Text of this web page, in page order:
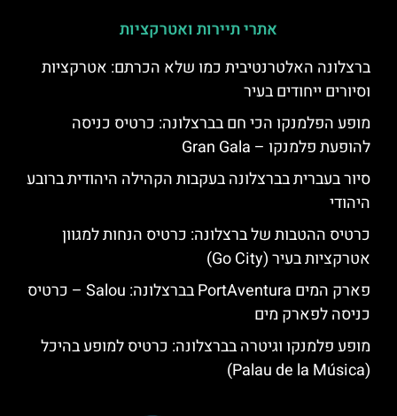
אתרי תיירות ואטרקציות
ברצלונה האלטרנטיבית כמו שלא הכרתם: אטרקציות
וסיורים ייחודים בעיר
מופע הפלמנקו הכי חם בברצלונה: כרטיס כניסה
להופעת פלמנקו – Gran Gala
סיור בעברית בברצלונה בעקבות הקהילה היהודית ברובע
היהודי
כרטיס ההטבות של ברצלונה: כרטיס הנחות למגוון
אטרקציות בעיר (Go City)
פארק המים PortAventura בברצלונה: Salou – כרטיס
כניסה לפארק מים
מופע פלמנקו וגיטרה בברצלונה: כרטיס למופע בהיכל
(Palau de la Música)